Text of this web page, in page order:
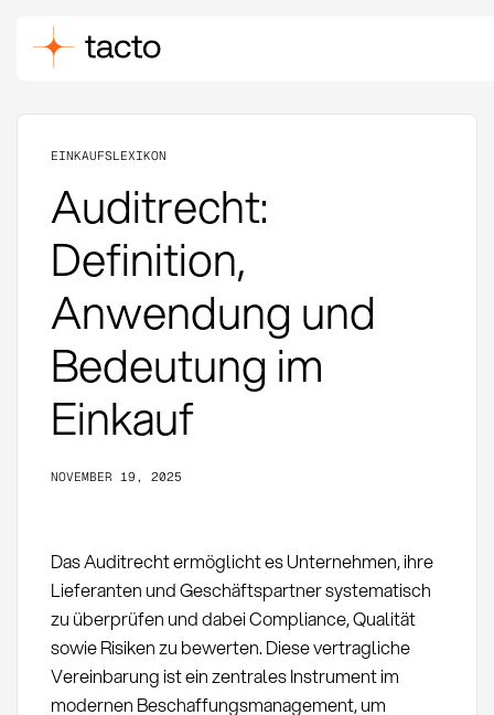
EINKAUFSLEXIKON
Auditrecht:
Definition,
Anwendung und
Bedeutung im
Einkauf
NOVEMBER 19, 2025
Das Auditrecht ermöglicht es Unternehmen, ihre
Lieferanten und Geschäftspartner systematisch
zu überprüfen und dabei Compliance, Qualität
sowie Risiken zu bewerten. Diese vertragliche
Vereinbarung ist ein zentrales Instrument im
modernen Beschaffungsmanagement, um